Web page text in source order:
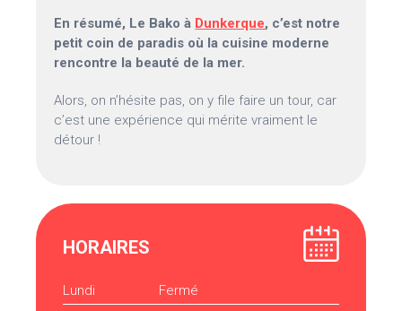
En résumé, Le Bako à Dunkerque, c’est notre
petit coin de paradis où la cuisine moderne
rencontre la beauté de la mer.
Alors, on n’hésite pas, on y file faire un tour, car
c’est une expérience qui mérite vraiment le
détour !
HORAIRES
Lundi
Fermé